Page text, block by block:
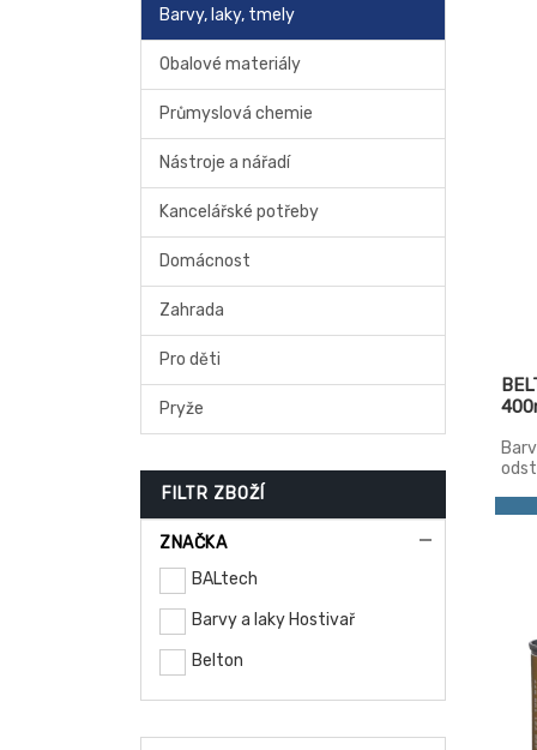
Barvy, laky, tmely
Obalové materiály
Průmyslová chemie
Nástroje a nářadí
Kancelářské potřeby
Domácnost
Zahrada
Pro děti
Pryže
FILTR ZBOŽÍ
ZNAČKA
BALtech
Barvy a laky Hostivař
Belton